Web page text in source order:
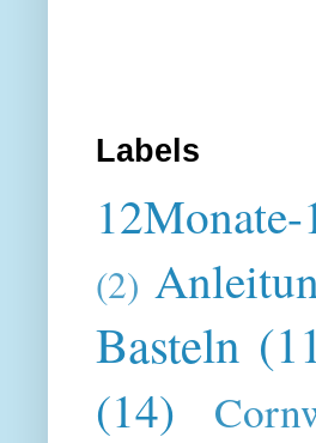
Labels
(2)
Basteln
(14)